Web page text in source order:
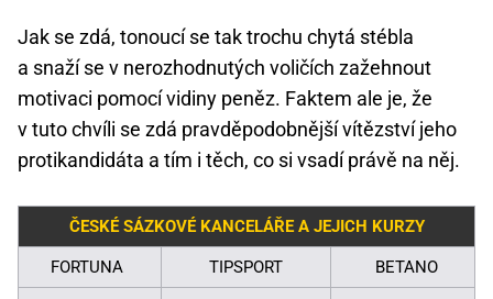
Jak se zdá, tonoucí se tak trochu chytá stébla
a snaží se v nerozhodnutých voličích zažehnout
motivaci pomocí vidiny peněz. Faktem ale je, že
v tuto chvíli se zdá pravděpodobnější vítězství jeho
protikandidáta a tím i těch, co si vsadí právě na něj.
ČESKÉ SÁZKOVÉ KANCELÁŘE A JEJICH KURZY
FORTUNA TIPSPORT BETANO